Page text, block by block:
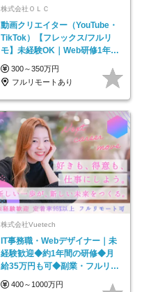
株式会社ＯＬＣ
動画クリエイター（YouTube・
TikTok）【フレックス/フルリ
モ】未経験OK｜Web研修1年間
｜副業OK
300～350万円
フルリモートあり
株式会社Vuetech
IT事務職・Webデザイナー｜未
経験歓迎◆約1年間の研修◆月
給35万円も可◆副業・フルリモ
ート可◆年休126日
400～1000万円